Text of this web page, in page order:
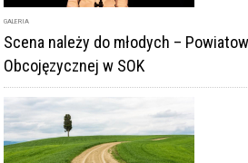
GALERIA
Scena należy do młodych –
Obcojęzycznej w SOK